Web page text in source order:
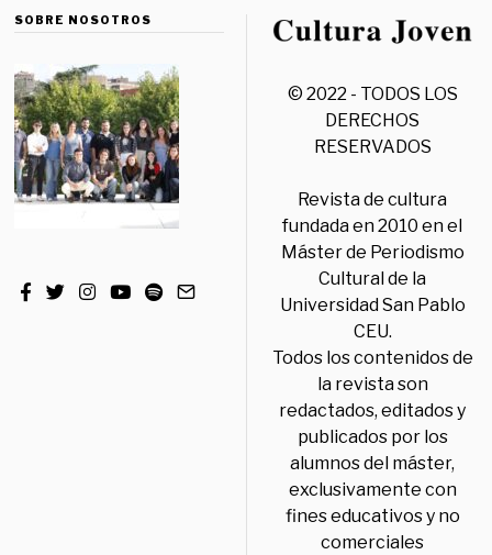
SOBRE NOSOTROS
© 2022 - TODOS LOS
DERECHOS
RESERVADOS
Revista de cultura
fundada en 2010 en el
Máster de Periodismo
Cultural de la
Universidad San Pablo
CEU.
Todos los contenidos de
la revista son
redactados, editados y
publicados por los
alumnos del máster,
exclusivamente con
fines educativos y no
comerciales